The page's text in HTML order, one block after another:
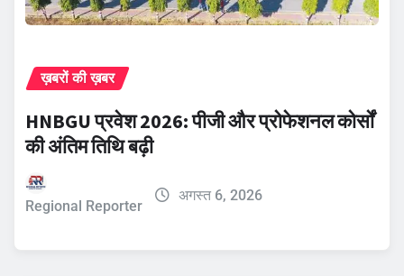
ख़बरों की ख़बर
HNBGU प्रवेश 2026: पीजी और प्रोफेशनल कोर्सों
की अंतिम तिथि बढ़ी
Regional Reporter
अगस्त 6, 2026